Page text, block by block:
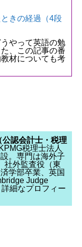
きの経過（4段
やって英語の勉
、この記事の番
材についても考
認会計士・税理
税理士法人
。専門は海外子
社外監査役（東
学部卒業、英国
Judge
細なプロフィー